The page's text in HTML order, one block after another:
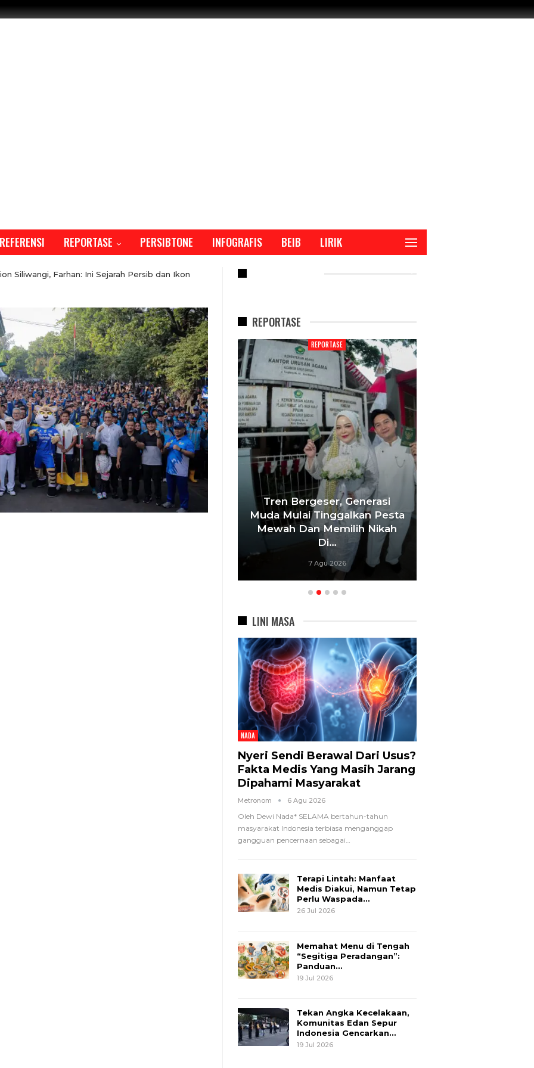
REFERENSI REPORTASE PERSIBTONE INFOGRAFIS BEIB LIRIK
Siliwangi, Farhan: Ini Sejarah Persib dan Ikon
REPORTASE
REPORTASE
Farhan Tegaskan Pendidikan
REPORTASE
Tren Bergeser, Generasi
Muda Mulai Tinggalkan Pesta
Mewah Dan Memilih Nikah
Di…
7 Agu 2026
LINI MASA
NADA
Nyeri Sendi Berawal Dari Usus?
Fakta Medis Yang Masih Jarang
Dipahami Masyarakat
Metronom 6 Agu 2026
Oleh Dewi Nada* SELAMA bertahun-tahun
masyarakat Indonesia terbiasa menganggap
gangguan pencernaan sebagai…
Terapi Lintah: Manfaat
Medis Diakui, Namun Tetap
Perlu Waspada…
26 Jul 2026
Memahat Menu di Tengah
“Segitiga Peradangan”:
Panduan…
19 Jul 2026
Tekan Angka Kecelakaan,
Komunitas Edan Sepur
Indonesia Gencarkan…
19 Jul 2026